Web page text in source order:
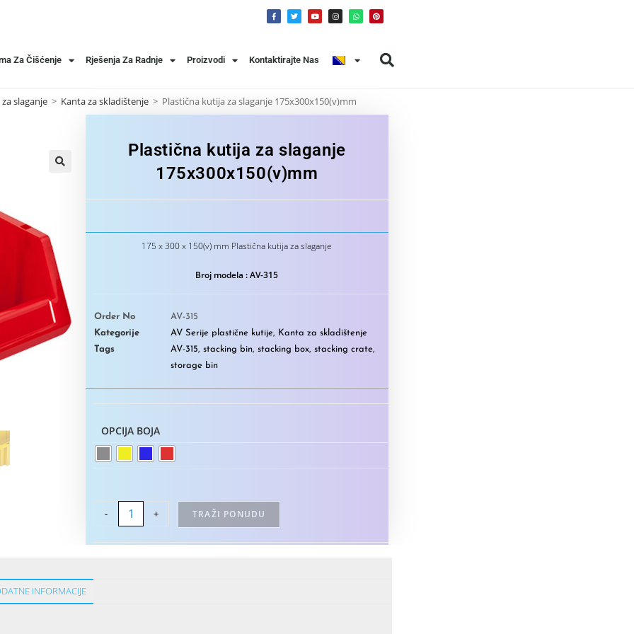
Za Čišćenje Rješenja Za Radnje Proizvodi Kontaktirajte Nas
slaganje > Kanta za skladištenje > Plastična kutija za slaganje 175x300x150(v)mm
Plastična kutija za slaganje
175x300x150(v)mm
175 x 300 x 150(v) mm Plastična kutija za slaganje
Broj modela : AV-315
Order No
AV-315
Kategorije
AV Serije plastične kutije, Kanta za skladištenje
Tags
AV-315, stacking bin, stacking box, stacking crate,
storage bin
OPCIJA BOJA
- + TRAŽI PONUDU
INFORMACIJE